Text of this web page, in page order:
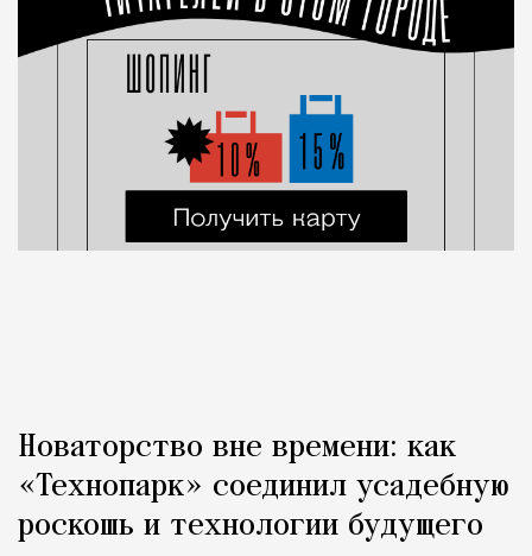
Новаторство вне времени: как
«Технопарк» соединил усадебную
роскошь и технологии будущего